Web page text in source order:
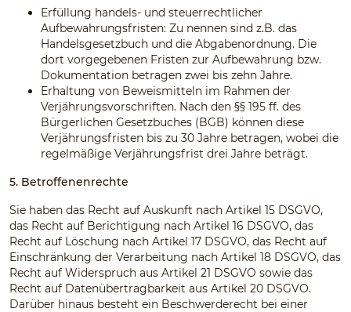
Erfüllung handels- und steuerrechtlicher
Aufbewahrungsfristen: Zu nennen sind z.B. das
Handelsgesetzbuch und die Abgabenordnung. Die
dort vorgegebenen Fristen zur Aufbewahrung bzw.
Dokumentation betragen zwei bis zehn Jahre.
Erhaltung von Beweismitteln im Rahmen der
Verjährungsvorschriften. Nach den §§ 195 ff. des
Bürgerlichen Gesetzbuches (BGB) können diese
Verjährungsfristen bis zu 30 Jahre betragen, wobei die
regelmäßige Verjährungsfrist drei Jahre beträgt.
5. Betroffenenrechte
Sie haben das Recht auf Auskunft nach Artikel 15 DSGVO,
das Recht auf Berichtigung nach Artikel 16 DSGVO, das
Recht auf Löschung nach Artikel 17 DSGVO, das Recht auf
Einschränkung der Verarbeitung nach Artikel 18 DSGVO, das
Recht auf Widerspruch aus Artikel 21 DSGVO sowie das
Recht auf Datenübertragbarkeit aus Artikel 20 DSGVO.
Darüber hinaus besteht ein Beschwerderecht bei einer